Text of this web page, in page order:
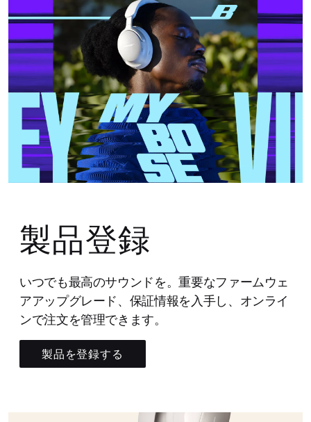
製品登録
いつでも最高のサウンドを。重要なファームウェ
アアップグレード、保証情報を入手し、オンライ
ンで注文を管理できます。
製品を登録する